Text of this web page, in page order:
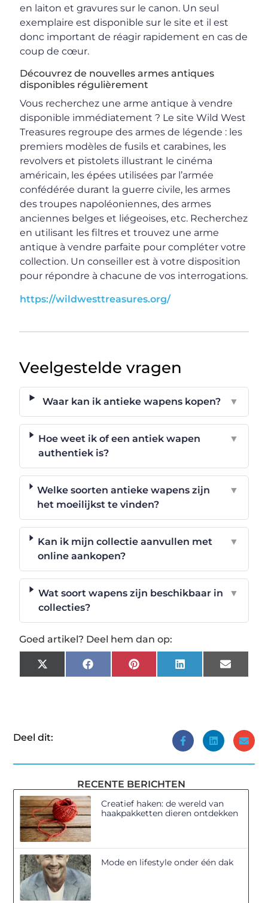
en laiton et gravures sur le canon. Un seul
exemplaire est disponible sur le site et il est
donc important de réagir rapidement en cas de
coup de cœur.
Découvrez de nouvelles armes antiques
disponibles régulièrement
Vous recherchez une arme antique à vendre
disponible immédiatement ? Le site Wild West
Treasures regroupe des armes de légende : les
premiers modèles de fusils et carabines, les
revolvers et pistolets illustrant le cinéma
américain, les épées utilisées par l’armée
confédérée durant la guerre civile, les armes
des troupes napoléoniennes, des armes
anciennes belges et liégeoises, etc. Recherchez
en utilisant les filtres et trouvez une arme
antique à vendre parfaite pour compléter votre
collection. Un conseiller est à votre disposition
pour répondre à chacune de vos interrogations.
https://wildwesttreasures.org/
Veelgestelde vragen
Waar kan ik antieke wapens kopen? ▼
Hoe weet ik of een antiek wapen
authentiek is?
▼
Welke soorten antieke wapens zijn
het moeilijkst te vinden?
▼
Kan ik mijn collectie aanvullen met
online aankopen?
▼
Wat soort wapens zijn beschikbaar in
collecties?
▼
Goed artikel? Deel hem dan op:
X
(Twitter)
FacebookPinterestLinkedInEmail
Deel dit:
RECENTE BERICHTEN
Creatief haken: de wereld van
haakpakketten dieren ontdekken
Mode en lifestyle onder één dak